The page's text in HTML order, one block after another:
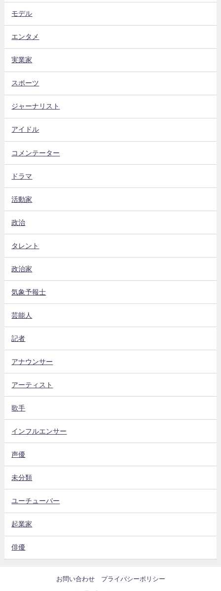
モデル
エンタメ
実業家
スポーツ
ジャーナリスト
アイドル
コメンテーター
ドラマ
活動家
政治
タレント
政治家
気象予報士
芸能人
記者
アナウンサー
アーティスト
歌手
インフルエンサー
声優
未分類
ユーチューバー
起業家
俳優
お問い合わせ プライバシーポリシー